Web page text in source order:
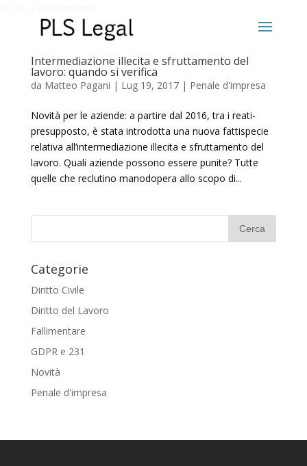
Intermediazione illecita e sfruttamento del
lavoro: quando si verifica
da Matteo Pagani | Lug 19, 2017| Penale d'impresa
Novità per le aziende: a partire dal 2016, tra i reati-
presupposto, è stata introdotta una nuova fattispecie
relativa all’intermediazione illecita e sfruttamento del
lavoro. Quali aziende possono essere punite? Tutte
quelle che reclutino manodopera allo scopo di...
Categorie
Diritto Civile
Diritto del Lavoro
Fallimentare
GDPR e 231
Novità
Penale d'impresa